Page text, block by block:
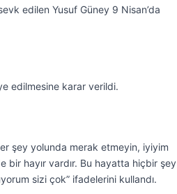
edilen Yusuf Güney 9 Nisan’da
edilmesine karar verildi.
şey yolunda merak etmeyin, iyiyim
hayır vardır. Bu hayatta hiçbir şey
sizi çok” ifadelerini kullandı.